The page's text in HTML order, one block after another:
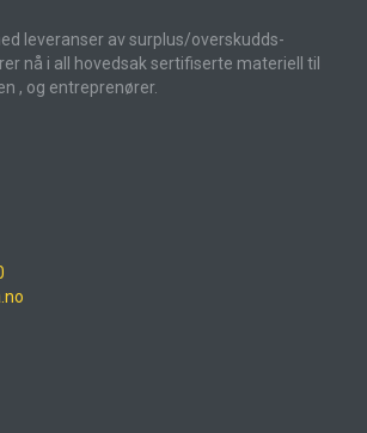
leveranser av surplus/overskudds-
nå i all hovedsak sertifiserte materiell til
, og entreprenører.